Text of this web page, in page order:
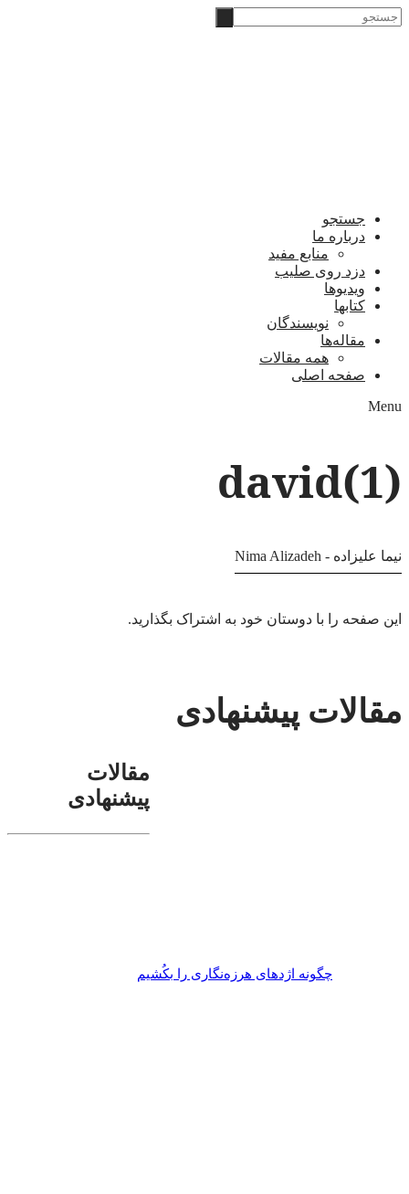
Skip
to
‫جستجو
جستجو
درباره ما
منابع مفید
دزد روی صلیب
ویدیوها
کتابها
نویسندگان
مقاله‌ها
همه مقالات
صفحه اصلی
Menu
david(1)
نیما علیزاده - Nima Alizadeh
این صفحه را با دوستان خود به اشتراک بگذارید.
مقالات پیشنهادی
چگونه اژدهای هرزه‌نگاری را بکُشیم
مقالات
پیشنهادی